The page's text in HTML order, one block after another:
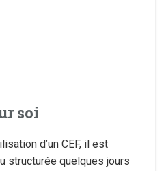
soi
d’un CEF, il est
structurée quelques jours